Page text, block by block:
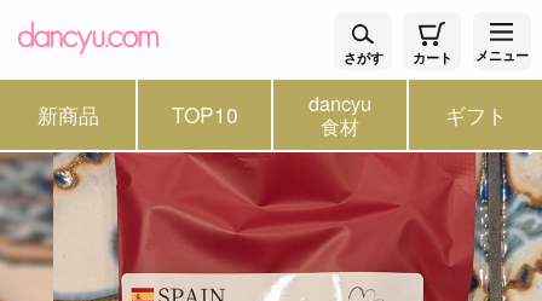
さがす カート メニュー
新商品 TOP10 dancyu
食材 ギフト